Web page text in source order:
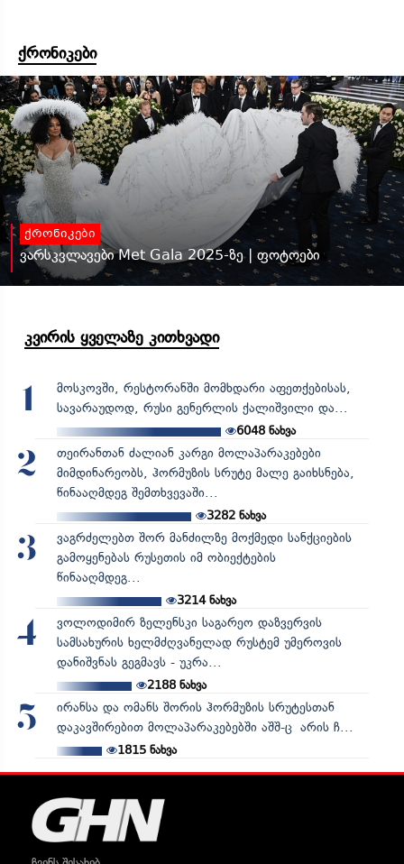
ქრონიკები
ქრონიკები
ვარსკვლავები Met Gala 2025-ზე | ფოტოები
კვირის ყველაზე კითხვადი
1
მოსკოვში, რესტორანში მომხდარი აფეთქებისას,
სავარაუდოდ, რუსი გენერლის ქალიშვილი და...
6048 ნახვა
2
თეირანთან ძალიან კარგი მოლაპარაკებები
მიმდინარეობს, ჰორმუზის სრუტე მალე გაიხსნება,
წინააღმდეგ შემთხვევაში...
3282ნახვა
3
ვაგრძელებთ შორ მანძილზე მოქმედი სანქციების
გამოყენებას რუსეთის იმ ობიექტების
წინააღმდეგ...
3214ნახვა
4
ვოლოდიმირ ზელენსკი საგარეო დაზვერვის
სამსახურის ხელმძღვანელად რუსტემ უმეროვის
დანიშვნას გეგმავს - უკრა...
2188ნახვა
5
ირანსა და ომანს შორის ჰორმუზის სრუტესთან
დაკავშირებით მოლაპარაკებებში აშშ-ც არის ჩ...
1815ნახვა